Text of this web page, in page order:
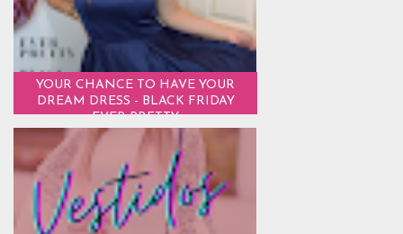
YOUR CHANCE TO HAVE YOUR
DREAM DRESS - BLACK FRIDAY
EVER PRETTY